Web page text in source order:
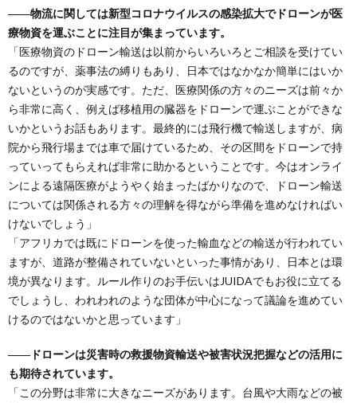
――物流に関しては新型コロナウイルスの感染拡大でドローンが医
療物資を運ぶことに注目が集まっています。
「医療物資のドローン輸送は以前からいろいろとご相談を受けてい
るのですが、薬事法の縛りもあり、日本ではなかなか簡単にはいか
ないというのが実感です。ただ、医療関係の方々のニーズは前々か
ら非常に高く、例えば移植用の臓器をドローンで運ぶことができな
いかというお話もあります。最終的には飛行機で輸送しますが、病
院から飛行場までは車で届けているため、その区間をドローンで持
っていってもらえれば非常に助かるということです。今はオンライ
ンによる遠隔医療がようやく始まったばかりなので、ドローン輸送
については関係される方々の理解を得ながら準備を進めなければい
けないでしょう」
「アフリカでは既にドローンを使った輸血などの輸送が行われてい
ますが、道路が整備されていないといった事情があり、日本とは環
境が異なります。ルール作りのお手伝いはJUIDAでもお役に立てる
でしょうし、われわれのような団体が中心になって議論を進めてい
けるのではないかと思っています」
――ドローンは災害時の救援物資輸送や被害状況把握などの活用に
も期待されています。
「この分野は非常に大きなニーズがあります。台風や大雨などの被